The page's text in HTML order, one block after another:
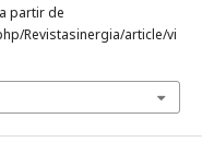
partir de
Revistasinergia/article/vi